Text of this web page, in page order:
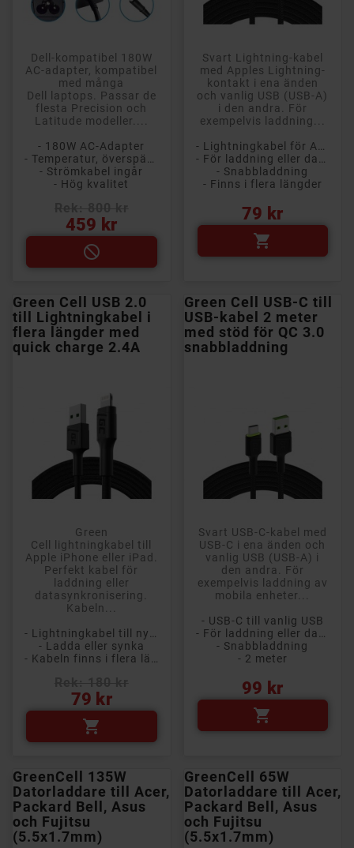
Dell-kompatibel 180W
AC-adapter, kompatibel
med många
Dell laptops. Passar de
flesta Precision och
Latitude modeller....
- 180W AC-Adapter
- Strömkabel ingår
- Hög kvalitet
459 kr

Svart Lightning-kabel
med Apples Lightning-
kontakt i ena änden
och vanlig USB (USB-A)
i den andra. För
exempelvis laddning...
- Snabbladdning
- Finns i flera längder
79 kr

Green Cell USB 2.0
till Lightningkabel i
flera längder med
quick charge 2.4A
Green
Cell lightningkabel till
Apple iPhone eller iPad.
Perfekt kabel för
laddning eller
datasynkronisering.
Kabeln...
- Lightningkabel till nyare iPhone och iPads
- Ladda eller synka
- Kabeln finns i flera längder
79 kr

Green Cell USB-C till
USB-kabel 2 meter
med stöd för QC 3.0
snabbladdning
Svart USB-C-kabel med
USB-C i ena änden och
vanlig USB (USB-A) i
den andra. För
exempelvis laddning av
mobila enheter...
- USB-C till vanlig USB
- För laddning eller dataöverföring
- Snabbladdning
- 2 meter
99 kr

GreenCell 135W
Datorladdare till Acer,
Packard Bell, Asus
och Fujitsu
(5.5x1.7mm)
GreenCell 65W
Datorladdare till Acer,
Packard Bell, Asus
och Fujitsu
(5.5x1.7mm)